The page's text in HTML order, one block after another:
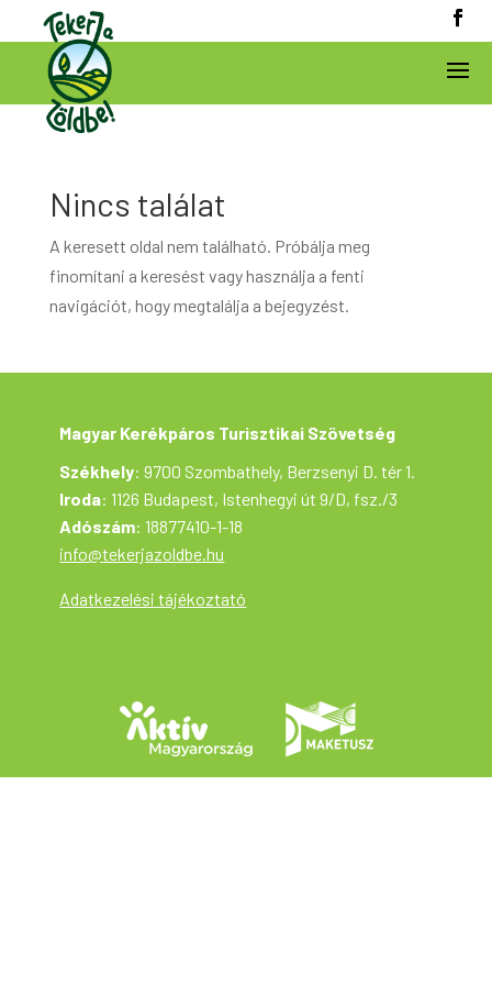
Nincs találat
A keresett oldal nem található. Próbálja meg
finomítani a keresést vagy használja a fenti
navigációt, hogy megtalálja a bejegyzést.
Magyar Kerékpáros Turisztikai Szövetség
Székhely: 9700 Szombathely, Berzsenyi D. tér 1.
Iroda: 1126 Budapest, Istenhegyi út 9/D, fsz./3
Adószám: 18877410-1-18
info@tekerjazoldbe.hu
Adatkezelési tájékoztató